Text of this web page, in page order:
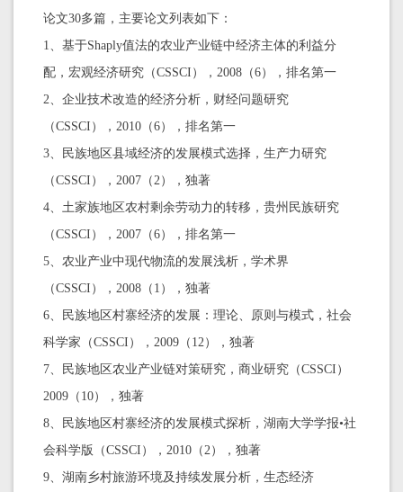
论文30多篇，主要论文列表如下：
1、基于Shaply值法的农业产业链中经济主体的利益分
配，宏观经济研究（CSSCI），2008（6），排名第一
2、企业技术改造的经济分析，财经问题研究
（CSSCI），2010（6），排名第一
3、民族地区县域经济的发展模式选择，生产力研究
（CSSCI），2007（2），独著
4、土家族地区农村剩余劳动力的转移，贵州民族研究
（CSSCI），2007（6），排名第一
5、农业产业中现代物流的发展浅析，学术界
（CSSCI），2008（1），独著
6、民族地区村寨经济的发展：理论、原则与模式，社会
科学家（CSSCI），2009（12），独著
7、民族地区农业产业链对策研究，商业研究（CSSCI）
2009（10），独著
8、民族地区村寨经济的发展模式探析，湖南大学学报•社
会科学版（CSSCI），2010（2），独著
9、湖南乡村旅游环境及持续发展分析，生态经济